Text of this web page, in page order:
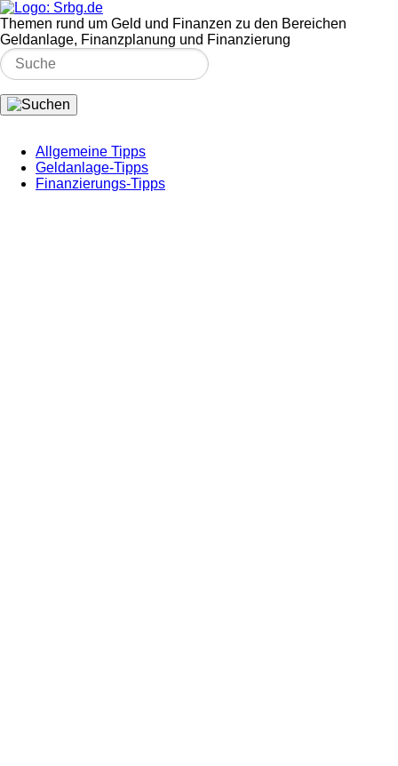
Themen rund um Geld und Finanzen zu den Bereichen
Geldanlage, Finanzplanung und Finanzierung
Allgemeine Tipps
Geldanlage-Tipps
Finanzierungs-Tipps